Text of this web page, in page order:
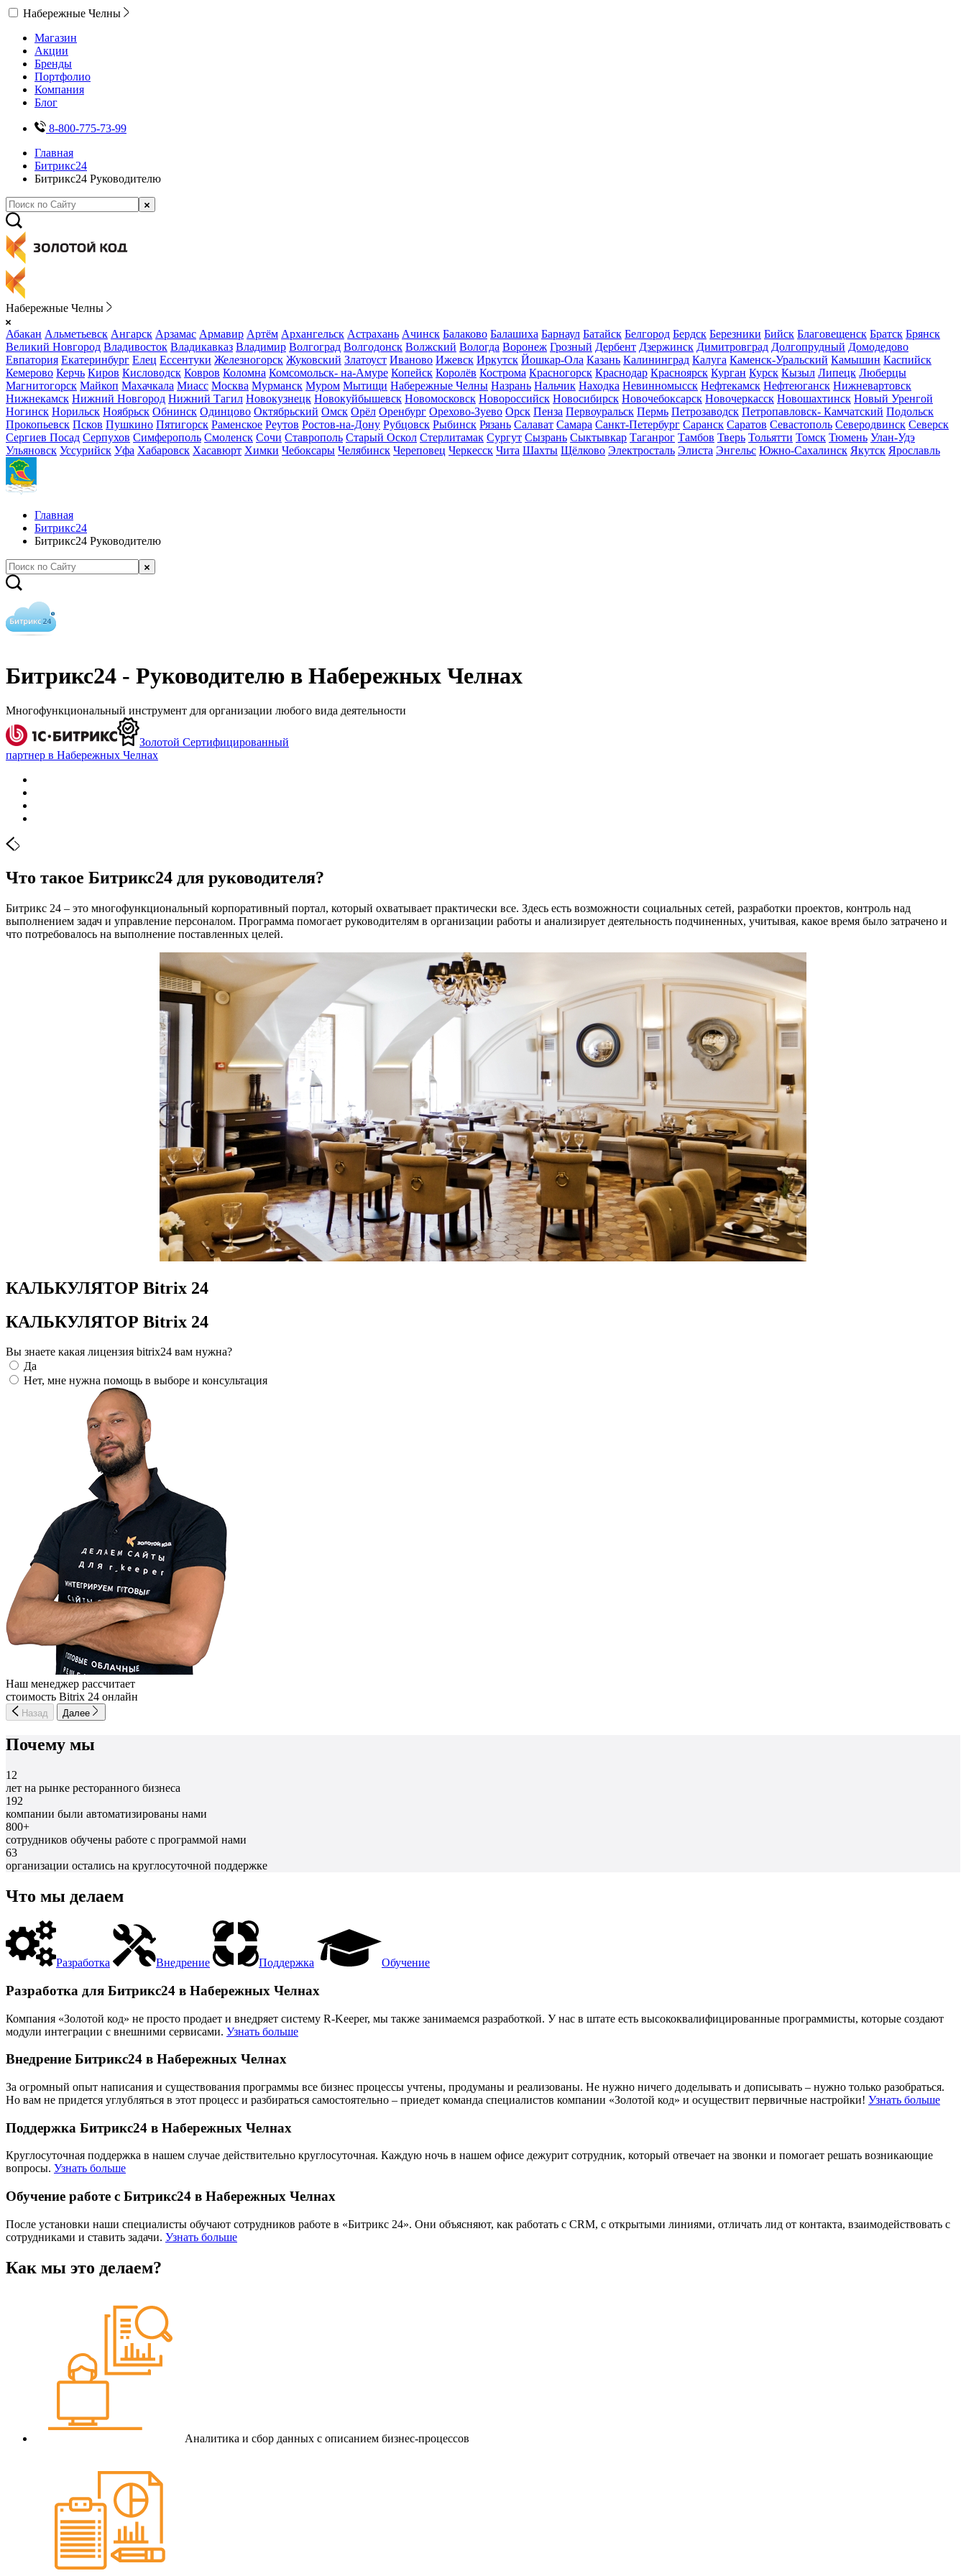
Набережные Челны
Магазин
Акции
Бренды
Портфолио
Компания
Блог
8-800-775-73-99
Главная
Битрикс24
Битрикс24 Руководителю
Набережные Челны
Абакан Альметьевск Ангарск Арзамас Армавир Артём Архангельск Астрахань Ачинск Балаково Балашиха Барнаул Батайск Белгород Бердск Березники Бийск Благовещенск Братск Брянск
Великий Новгород Владивосток Владикавказ Владимир Волгоград Волгодонск Волжский Вологда Воронеж Грозный Дербент Дзержинск Димитровград Долгопрудный Домодедово
Евпатория Екатеринбург Елец Ессентуки Железногорск Жуковский Златоуст Иваново Ижевск Иркутск Йошкар-Ола Казань Калининград Калуга Каменск-Уральский Камышин Каспийск
Кемерово Керчь Киров Кисловодск Ковров Коломна Комсомольск- на-Амуре Копейск Королёв Кострома Красногорск Краснодар Красноярск Курган Курск Кызыл Липецк Люберцы
Магнитогорск Майкоп Махачкала Миасс Москва Мурманск Муром Мытищи Набережные Челны Назрань Нальчик Находка Невинномысск Нефтекамск Нефтеюганск Нижневартовск
Нижнекамск Нижний Новгород Нижний Тагил Новокузнецк Новокуйбышевск Новомосковск Новороссийск Новосибирск Новочебоксарск Новочеркасск Новошахтинск Новый Уренгой
Ногинск Норильск Ноябрьск Обнинск Одинцово Октябрьский Омск Орёл Оренбург Орехово-Зуево Орск Пенза Первоуральск Пермь Петрозаводск Петропавловск- Камчатский Подольск
Прокопьевск Псков Пушкино Пятигорск Раменское Реутов Ростов-на-Дону Рубцовск Рыбинск Рязань Салават Самара Санкт-Петербург Саранск Саратов Севастополь Северодвинск Северск
Сергиев Посад Серпухов Симферополь Смоленск Сочи Ставрополь Старый Оскол Стерлитамак Сургут Сызрань Сыктывкар Таганрог Тамбов Тверь Тольятти Томск Тюмень Улан-Удэ
Ульяновск Уссурийск Уфа Хабаровск Хасавюрт Химки Чебоксары Челябинск Череповец Черкесск Чита Шахты Щёлково Электросталь Элиста Энгельс Южно-Сахалинск Якутск Ярославль
Главная
Битрикс24
Битрикс24 Руководителю
Битрикс24 - Руководителю в Набережных Челнах
Многофункциональный инструмент для организации любого вида деятельности
Золотой Сертифицированный
партнер в Набережных Челнах
Что такое Битрикс24 для руководителя?
Битрикс 24 – это многофункциональный корпоративный портал, который охватывает практически все. Здесь есть возможности социальных сетей, разработки проектов, контроль над
выполнением задач и управление персоналом. Программа помогает руководителям в организации работы и анализирует деятельность подчиненных, учитывая, какое время было затрачено и
что потребовалось на выполнение поставленных целей.
КАЛЬКУЛЯТОР Bitrix 24
КАЛЬКУЛЯТОР Bitrix 24
Вы знаете какая лицензия bitrix24 вам нужна?
Да
Нет, мне нужна помощь в выборе и консультация
Наш менеджер рассчитает
стоимость Bitrix 24 онлайн
Назад Далее
Почему мы
12
лет на рынке ресторанного бизнеса
192
компании были автоматизированы нами
800+
сотрудников обучены работе с программой нами
63
организации остались на круглосуточной поддержке
Что мы делаем
Разработка Внедрение Поддержка Обучение
Разработка для Битрикс24 в Набережных Челнах
Компания «Золотой код» не просто продает и внедряет систему R-Keeper, мы также занимаемся разработкой. У нас в штате есть высококвалифицированные программисты, которые создают
модули интеграции с внешними сервисами. Узнать больше
Внедрение Битрикс24 в Набережных Челнах
За огромный опыт написания и существования программы все бизнес процессы учтены, продуманы и реализованы. Не нужно ничего доделывать и дописывать – нужно только разобраться.
Но вам не придется углубляться в этот процесс и разбираться самостоятельно – приедет команда специалистов компании «Золотой код» и осуществит первичные настройки! Узнать больше
Поддержка Битрикс24 в Набережных Челнах
Круглосуточная поддержка в нашем случае действительно круглосуточная. Каждую ночь в нашем офисе дежурит сотрудник, который отвечает на звонки и помогает решать возникающие
вопросы. Узнать больше
Обучение работе с Битрикс24 в Набережных Челнах
После установки наши специалисты обучают сотрудников работе в «Битрикс 24». Они объясняют, как работать с CRM, с открытыми линиями, отличать лид от контакта, взаимодействовать с
сотрудниками и ставить задачи. Узнать больше
Как мы это делаем?
Аналитика и сбор данных с описанием бизнес-процессов